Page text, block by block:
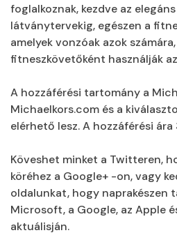
foglalkoznak, kezdve az
látványtervekig, egészen a
amelyek vonzóak azok
fitneszkövetőként használják
A hozzáférési tartomány a
Michaelkors.com és a
elérhető lesz. A hozzáférési ára
Köveshet minket a Twitteren,
köréhez a Google+ -on, vagy
oldalunkat, hogy naprakészen
Microsoft, a Google, az Apple
aktuálisján.